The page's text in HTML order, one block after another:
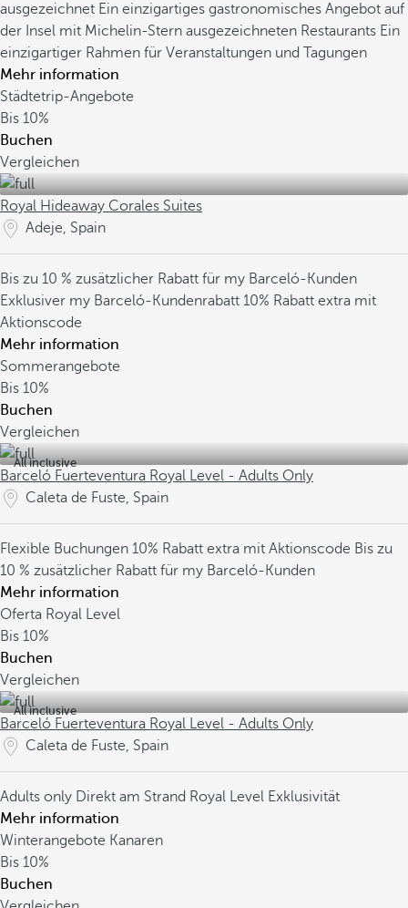
ausgezeichnet Ein einzigartiges gastronomisches Angebot auf
der Insel mit Michelin-Stern ausgezeichneten Restaurants Ein
einzigartiger Rahmen für Veranstaltungen und Tagungen
Mehr information
Städtetrip-Angebote
Bis 10%
Buchen
Vergleichen
Royal Hideaway Corales Suites
Adeje, Spain
Bis zu 10 % zusätzlicher Rabatt für my Barceló-Kunden
Exklusiver my Barceló-Kundenrabatt 10% Rabatt extra mit
Aktionscode
Mehr information
Sommerangebote
Bis 10%
Buchen
Vergleichen
All inclusive
Barceló Fuerteventura Royal Level - Adults Only
Caleta de Fuste, Spain
Flexible Buchungen 10% Rabatt extra mit Aktionscode Bis zu
10 % zusätzlicher Rabatt für my Barceló-Kunden
Mehr information
Oferta Royal Level
Bis 10%
Buchen
Vergleichen
All inclusive
Barceló Fuerteventura Royal Level - Adults Only
Caleta de Fuste, Spain
Adults only Direkt am Strand Royal Level Exklusivität
Mehr information
Winterangebote Kanaren
Bis 10%
Buchen